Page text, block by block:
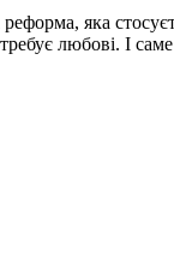
яка
любові. І